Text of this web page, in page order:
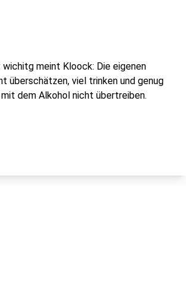
wichitg meint Kloock: Die eigenen
überschätzen, viel trinken und genug
dem Alkohol nicht übertreiben.